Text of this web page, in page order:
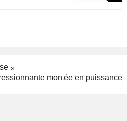
montée en puissance